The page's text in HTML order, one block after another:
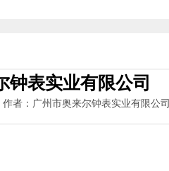
钟表实业有限公司
：广州市奥来尔钟表实业有限公司